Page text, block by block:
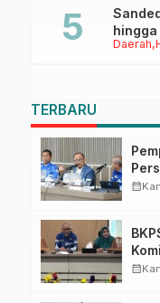
Daerah
hingga
Sulbar
TERBARU
calendar_month
calendar_month